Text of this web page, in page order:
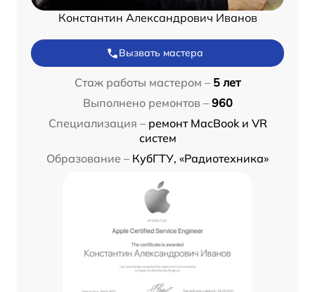
Константин Александрович Иванов
Вызвать мастера
Стаж работы мастером – 5 лет
Выполнено ремонтов – 960
Специализация – ремонт MacBook и VR
систем
Образование – КубГТУ, «Радиотехника»